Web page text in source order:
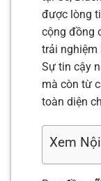
được lòng
cộng đồng
trải nghiệm
Sự tin cậy
mà còn từ
toàn diện
Xem